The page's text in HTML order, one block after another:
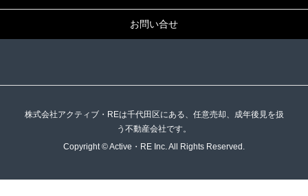
お問い合せ
株式会社アクティブ・REは千代田区にある、任意売却、成年後見を扱
う不動産会社です。
Copyright © Active・RE Inc. All Rights Reserved.